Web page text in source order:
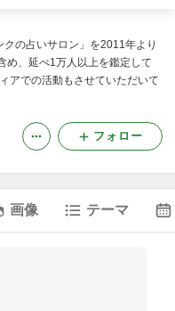
の占いサロン」を2011年より
め、延べ1万人以上を鑑定して
アでの活動もさせていただいて
フォロー
画像 テーマ